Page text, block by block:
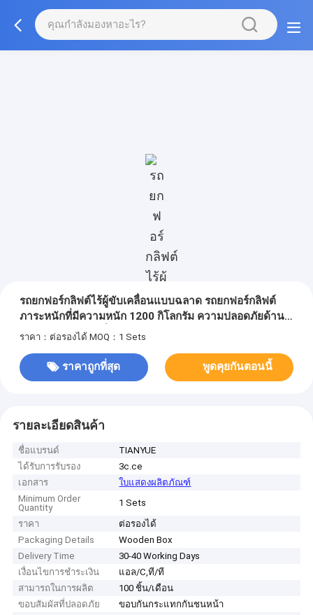
รถยกฟอร์กลิฟต์ไร้ผู้ขับเคลื่อนแบบฉลาด รถยกฟอร์กลิฟต์
ภาระหนักที่มีความหนัก 1200 กิโลกรัม ความปลอดภัยด้าน
สัมผัสและแบตเตอรี่ 48V / 100Ah
ราคา：ต่อรองได้ MOQ：1 Sets
ราคาถูกที่สุด พูดคุยกันตอนนี้
รายละเอียดสินค้า
ชื่อแบรนด์
TIANYUE
ได้รับการรับรอง
3c.ce
เอกสาร
ใบแสดงผลิตภัณฑ์
Minimum Order
Quantity
1 Sets
ราคา
ต่อรองได้
Packaging Details
Wooden Box
Delivery Time
30-40 Working Days
เงื่อนไขการชำระเงิน
แอล/C,ที/ที
สามารถในการผลิต
100 ชิ้น/เดือน
ขอบสัมผัสที่ปลอดภัย
ขอบกันกระแทกกันชนหน้า